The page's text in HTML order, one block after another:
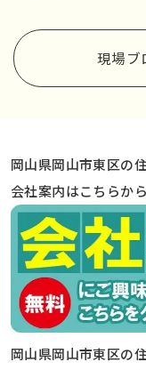
現場ブ
岡山県岡山市東区の
会社案内はこちらか
岡山県岡山市東区の